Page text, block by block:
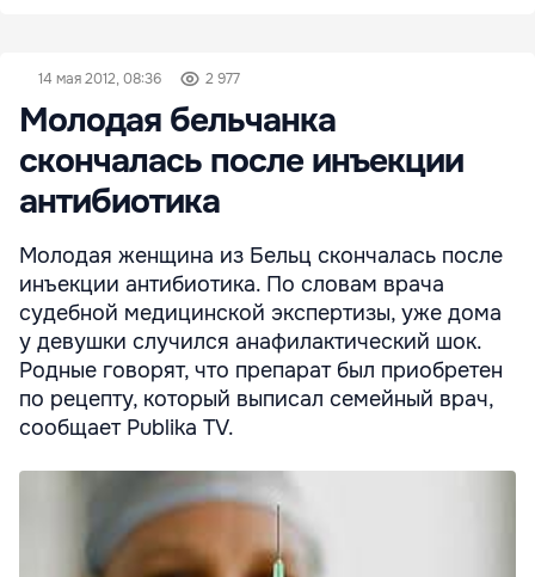
14 мая 2012, 08:36 2 977
Молодая бельчанка
скончалась после инъекции
антибиотика
Молодая женщина из Бельц скончалась после
инъекции антибиотика. По словам врача
судебной медицинской экспертизы, уже дома
у девушки случился анафилактический шок.
Родные говорят, что препарат был приобретен
по рецепту, который выписал семейный врач,
сообщает Publika TV.